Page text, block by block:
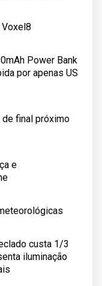
Power Bank
por apenas US
final próximo
e
custa 1/3
iluminação